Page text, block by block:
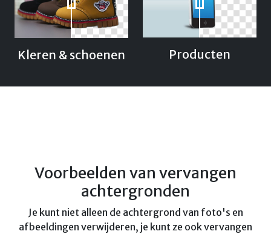
Kleren & schoenen Producten
Voorbeelden van vervangen
achtergronden
Je kunt niet alleen de achtergrond van foto's en
afbeeldingen verwijderen, je kunt ze ook vervangen